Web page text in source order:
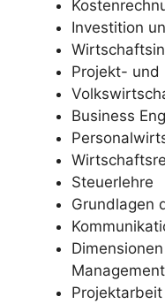
Investition
Projekt- und
Business
Steuerlehre
Grundlagen
Management
Projektarbeit